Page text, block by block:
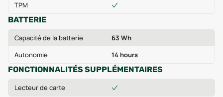
TPM
BATTERIE
Capacité de la batterie
63 Wh
Autonomie
14 hours
FONCTIONNALITÉS SUPPLÉMENTAIRES
Lecteur de carte